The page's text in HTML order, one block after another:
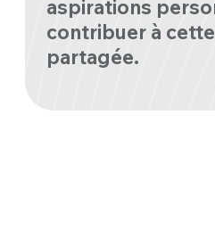
aspirations
contribuer à
partagée.